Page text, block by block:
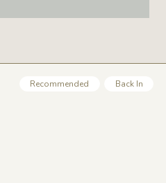
Recommended Back In